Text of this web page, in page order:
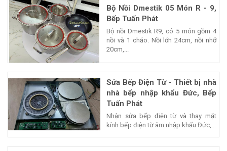
Bộ Nồi Dmestik 05 Món R - 9,
Bếp Tuấn Phát
Bộ nồi Dmestik R9, có 5 món gồm 4
nồi và 1 chảo. Nồi lớn 24cm, nồi nhỡ
20cm,...
Sửa Bếp Điện Từ - Thiết bị nhà
nhà bếp nhập khẩu Đức, Bếp
Tuấn Phát
Nhận sửa bếp điện từ và thay mặt
kính bếp điện từ âm nhập khẩu Đức,...